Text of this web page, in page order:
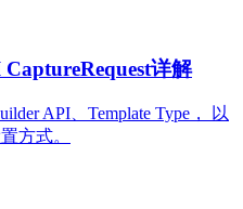
详解
API、Template Type， 以
方式。